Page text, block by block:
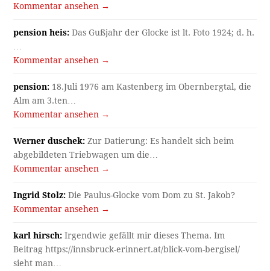
Kommentar ansehen →
pension heis: Das Gußjahr der Glocke ist lt. Foto 1924; d. h.
Kommentar ansehen →
pension: 18.Juli 1976 am Kastenberg im Obernbergtal, die
Alm am 3.ten…
Kommentar ansehen →
Werner duschek: Zur Datierung: Es handelt sich beim
abgebildeten Triebwagen um die…
Kommentar ansehen →
Ingrid Stolz: Die Paulus-Glocke vom Dom zu St. Jakob?
Kommentar ansehen →
karl hirsch: Irgendwie gefällt mir dieses Thema. Im
Beitrag https://innsbruck-erinnert.at/blick-vom-bergisel/
sieht man…